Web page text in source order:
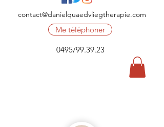
contact@danielquaedvliegtherapie.com
Me téléphoner
0495/99.39.23